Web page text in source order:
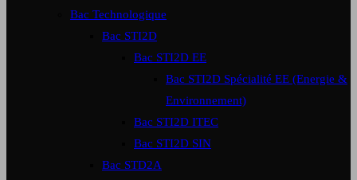
Bac Technologique
Bac STI2D
Bac STI2D EE
Bac STI2D Spécialité EE (Energie &
Environnement)
Bac STI2D ITEC
Bac STI2D SIN
Bac STD2A